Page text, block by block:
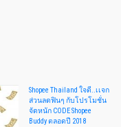
Shopee Thailand ใจดี..เเจก
ส่วนลดฟินๆ กับโปรโมชั่น
จัดหนัก CODE Shopee
Buddy ตลอดปี 2018